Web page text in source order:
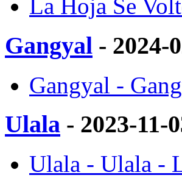
La Hoja Se
Gangyal - 2024-
Gangyal -
Ulala - 2023-11-
Ulala - Ulala -